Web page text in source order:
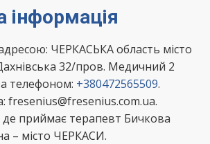
інформація
ЧЕРКАСЬКА область місто
32/пров. Медичний 2
телефоном: +380472565509.
fresenius@fresenius.com.ua.
приймає терапевт Бичкова
– місто ЧЕРКАСИ.